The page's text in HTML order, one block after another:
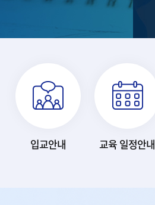
후보자 과정 문의
입교안내 교육 일정안내